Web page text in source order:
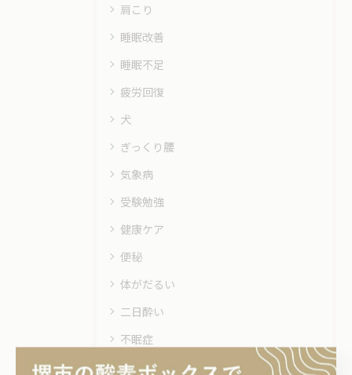
肩こり
睡眠改善
睡眠不足
疲労回復
犬
ぎっくり腰
気象病
受験勉強
健康ケア
便秘
体がだるい
二日酔い
不眠症
リラクゼーション